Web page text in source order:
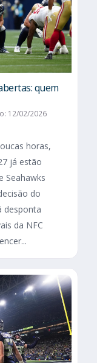
quem
12/02/2026
horas,
já estão
Seahawks
do
desponta
da NFC